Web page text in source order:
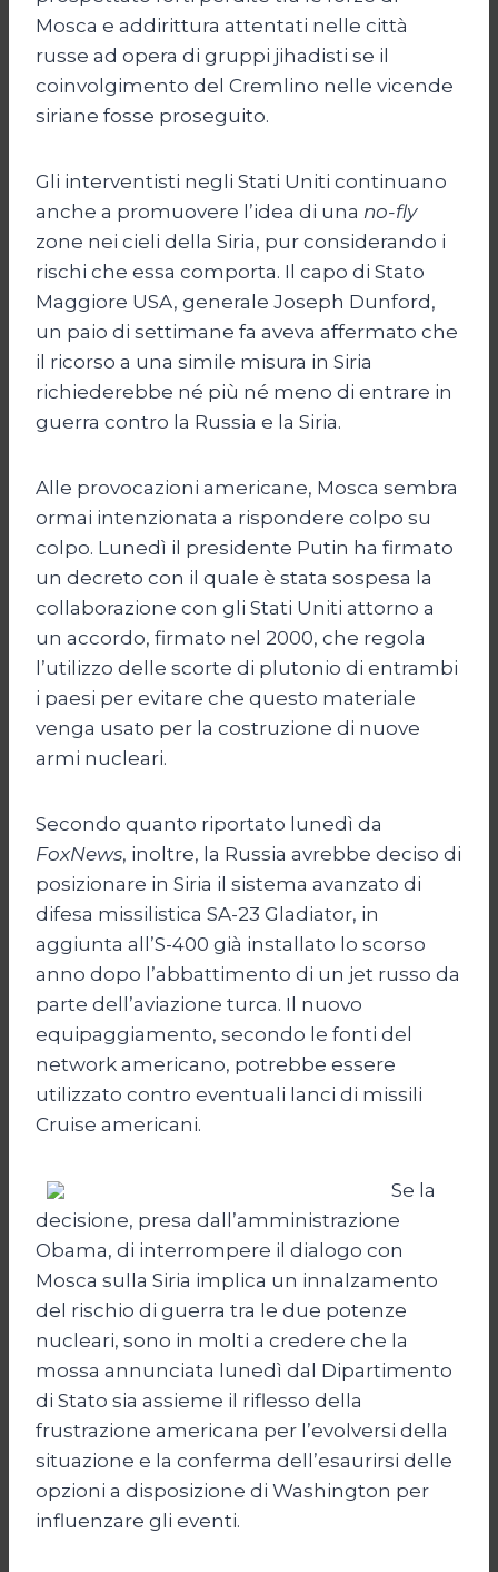
Mosca e addirittura attentati nelle città
russe ad opera di gruppi jihadisti se il
coinvolgimento del Cremlino nelle vicende
siriane fosse proseguito.
Gli interventisti negli Stati Uniti continuano
anche a promuovere l’idea di una no-fly
zone nei cieli della Siria, pur considerando i
rischi che essa comporta. Il capo di Stato
Maggiore USA, generale Joseph Dunford,
un paio di settimane fa aveva affermato che
il ricorso a una simile misura in Siria
richiederebbe né più né meno di entrare in
guerra contro la Russia e la Siria.
Alle provocazioni americane, Mosca sembra
ormai intenzionata a rispondere colpo su
colpo. Lunedì il presidente Putin ha firmato
un decreto con il quale è stata sospesa la
collaborazione con gli Stati Uniti attorno a
un accordo, firmato nel 2000, che regola
l’utilizzo delle scorte di plutonio di entrambi
i paesi per evitare che questo materiale
venga usato per la costruzione di nuove
armi nucleari.
Secondo quanto riportato lunedì da
FoxNews, inoltre, la Russia avrebbe deciso di
posizionare in Siria il sistema avanzato di
difesa missilistica SA-23 Gladiator, in
aggiunta all’S-400 già installato lo scorso
anno dopo l’abbattimento di un jet russo da
parte dell’aviazione turca. Il nuovo
equipaggiamento, secondo le fonti del
network americano, potrebbe essere
utilizzato contro eventuali lanci di missili
Cruise americani.
Se la
decisione, presa dall’amministrazione
Obama, di interrompere il dialogo con
Mosca sulla Siria implica un innalzamento
del rischio di guerra tra le due potenze
nucleari, sono in molti a credere che la
mossa annunciata lunedì dal Dipartimento
di Stato sia assieme il riflesso della
frustrazione americana per l’evolversi della
situazione e la conferma dell’esaurirsi delle
opzioni a disposizione di Washington per
influenzare gli eventi.